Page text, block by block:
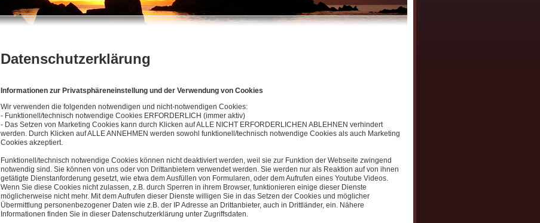
Datenschutzerklärung
Informationen zur Privatsphäreneinstellung und der Verwendung von Cookies
Wir verwenden die folgenden notwendigen und nicht-notwendigen Cookies:
- Funktionell/technisch notwendige Cookies ERFORDERLICH (immer aktiv)
- Das Setzen von Marketing Cookies kann durch Klicken auf ALLE NICHT ERFORDERLICHEN ABLEHNEN verhindert
werden. Durch Klicken auf ALLE ANNEHMEN werden sowohl funktionell/technisch notwendige Cookies als auch Marketing
Cookies akzeptiert.
Funktionell/technisch notwendige Cookies können nicht deaktiviert werden, weil sie zur Funktion der Webseite zwingend
notwendig sind. Sie können von uns oder von Drittanbietern verwendet werden. Sie werden nur als Reaktion auf von ihnen
getätigte Dienstanforderung gesetzt, wie etwa dem Ausfüllen von Formularen, oder dem Aufrufen eines Youtube Videos.
Wenn Sie diese Cookies nicht zulassen, z.B. durch Sperren in ihrem Browser, funktionieren einige dieser Dienste
möglicherweise nicht mehr. Mit dem Aufrufen dieser Dienste willigen Sie in das Setzen der Cookies und möglicher
Übermittlung personenbezogener Daten wie z.B. der IP Adresse an Drittanbieter, auch in Drittländer, ein. Nähere
Informationen finden Sie in dieser Datenschutzerklärung unter Zugriffsdaten.